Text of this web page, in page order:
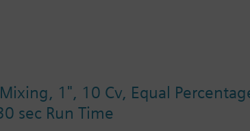
1", 10 Cv, Equal
sec Run Time